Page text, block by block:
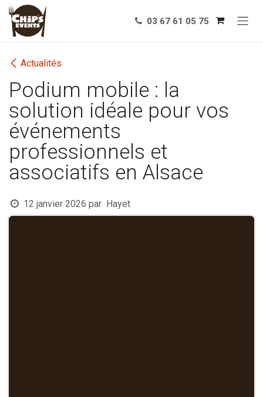
Se rendre au contenu
03 67 61 05 75
Actualités
Podium mobile : la
solution idéale pour vos
événements
professionnels et
associatifs en Alsace
12 janvier 2026 par Hayet